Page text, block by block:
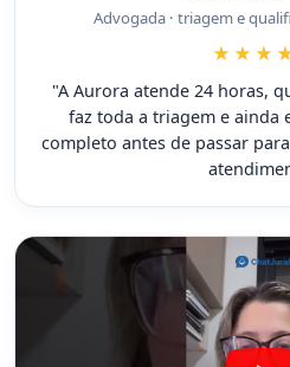
Advogada · triagem e
"A Aurora atende 24 horas,
faz toda a triagem e ainda
completo antes de passar